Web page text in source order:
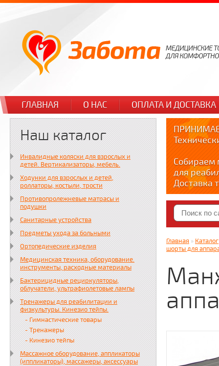
ГЛАВНАЯ О НАС ОПЛАТА И ДОСТАВКА
Наш каталог
Инвалидные коляски для взрослых и
детей. Вертикализаторы, мебель.
Ходунки для взрослых и детей,
роллаторы, костыли, трости
Противопролежневые матрасы и
подушки
Санитарные устройства
Предметы ухода за больными
Ортопедические изделия
Медицинская техника, оборудование.
инструменты, расходные материалы
Бактерицидные рециркуляторы,
облучатели, ультрафиолетовые лампы
Тренажеры для реабилитации и
физкультуры. Кинезио тейпы.
- Гимнастические товары
- Тренажеры
- Кинезио тейпы
Массажное оборудование, аппликаторы
(иппликаторы), массажеры, аксессуары
Собираем
для
Доставка
по тел.
Краткие
Яндекс.
zabota16.ru
Всегда на
Главная » Каталог
шорты для